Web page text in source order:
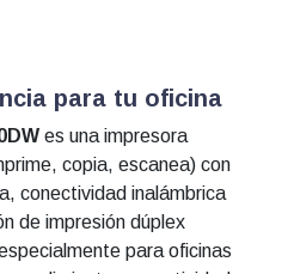
para tu oficina
es una impresora
copia, escanea) con
conectividad inalámbrica
de impresión dúplex
para oficinas